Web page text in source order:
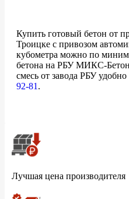
Купить готовый бетон от
Троицке с привозом
кубометра можно по
бетона на РБУ МИКС-
смесь от завода РБУ
92-81 .
Лучшая цена производителя